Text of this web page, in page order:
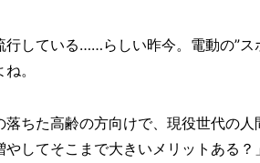
している……らしい昨今。電動の”ス
。
ちた高齢の方向けで、現役世代の人
してそこまで大きいメリットある